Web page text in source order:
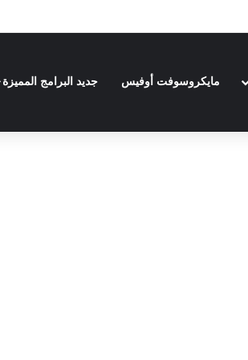
مايكروسوفت أوفيس جديد البرامج المميزة